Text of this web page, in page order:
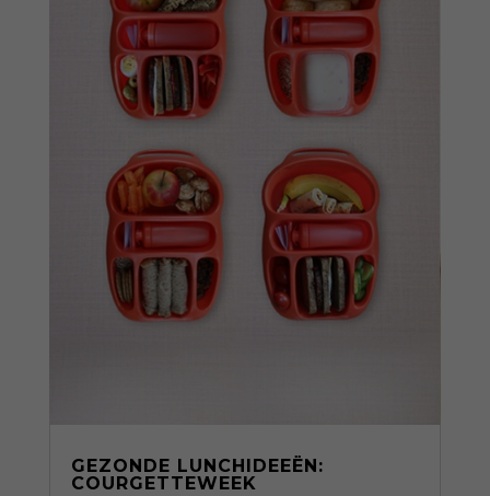
GEZONDE LUNCHIDEEËN:
COURGETTEWEEK